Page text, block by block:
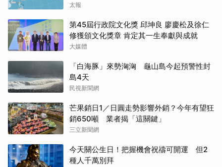
太報
第45屆行政院文化獎 邱坤良 廖慶松及徐仁
修獲頒文化獎章 肯定其一生奉獻與成就
大媒體
「白海豚」來勢洶洶 龜山島今起預警性封
島4天
民視新聞網
芒果銷日1／日圓走勢影響外銷？今年有望狂
銷650噸 業者揭「這關鍵」
三立新聞網
今天關公生日！把握機會祝禱可開運 但2
種人千萬別拜